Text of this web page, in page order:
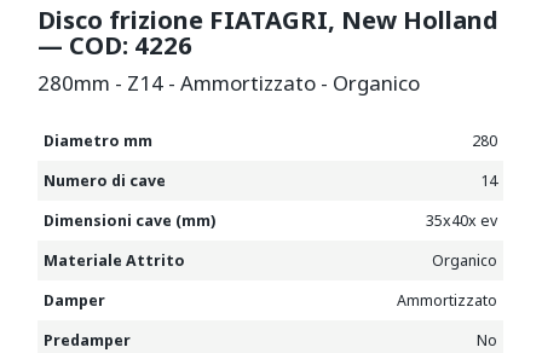
Disco frizione FIATAGRI, New Holland
— COD: 4226
280mm - Z14 - Ammortizzato - Organico
Diametro mm
280
Numero di cave
14
Dimensioni cave (mm)
35x40x ev
Materiale Attrito
Organico
Damper
Ammortizzato
Predamper
No